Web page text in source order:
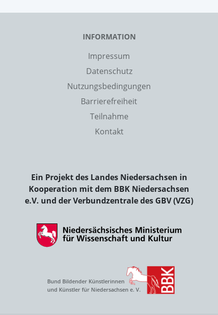
INFORMATION
Impressum
Datenschutz
Nutzungsbedingungen
Barrierefreiheit
Teilnahme
Kontakt
Ein Projekt des Landes Niedersachsen in
Kooperation mit dem BBK Niedersachsen
e.V. und der Verbundzentrale des GBV (VZG)
Bund Bildender Künstlerinnen
und Künstler für Niedersachsen e. V.